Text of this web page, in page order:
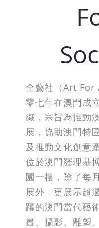
全藝社（Art For
零七年在澳門成
織，宗旨為推動
展，協助澳門特
及推動文化創意
位於澳門羅理基
園一樓，除了每
展外，更展示超
躍的澳門當代藝
畫、攝影、雕塑